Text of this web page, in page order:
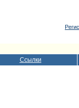
Ссылки